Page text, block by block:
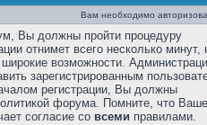
Вам необходимо
Вы должны пройти процедуру
отнимет всего несколько минут,
возможности.
зарегистрированным
регистрации, Вы должны
форума. Помните, что Ваше
согласие со всеми правилами.